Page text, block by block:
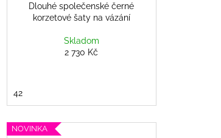
Dlouhé společenské černé
korzetové šaty na vázání
Skladom
2 730 Kč
42
NOVINKA